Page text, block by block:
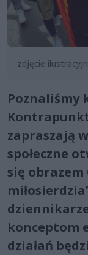
zdjęcie
Poznaliśmy
zapraszają
społeczne
się obrazem
konceptom
działań